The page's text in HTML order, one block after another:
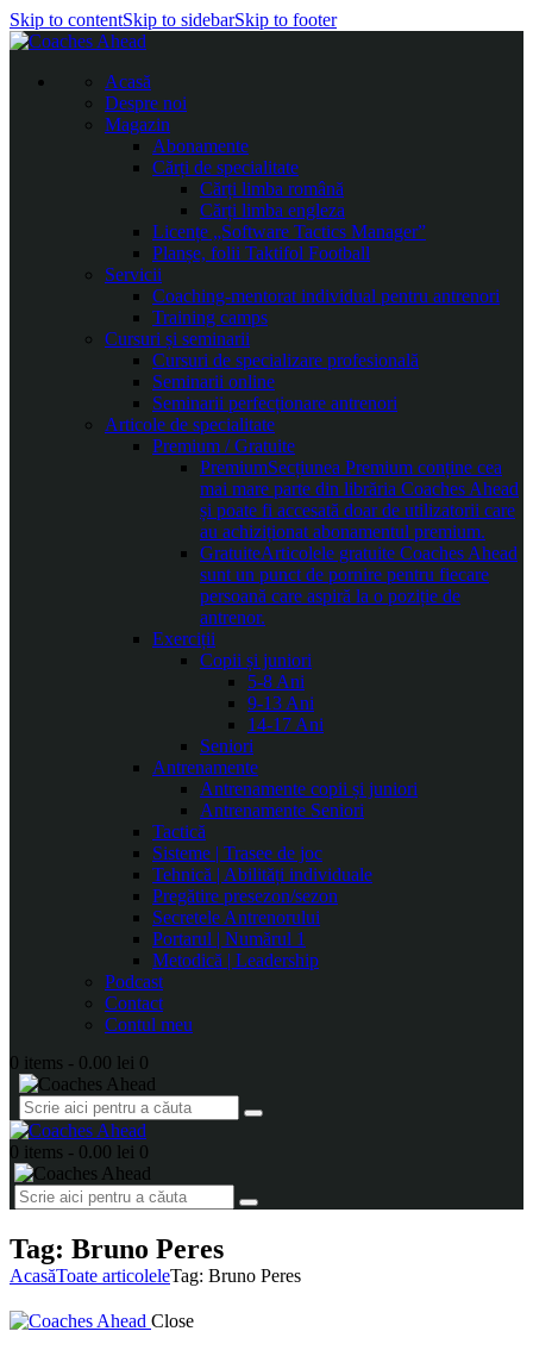
Skip to contentSkip to sidebarSkip to footer
Acasă
Despre noi
Magazin
Abonamente
Cărți de specialitate
Cărți limba română
Cărți limba engleza
Licențe „Software Tactics Manager”
Planșe, folii Taktifol Football
Servicii
Coaching-mentorat individual pentru antrenori
Training camps
Cursuri și seminarii
Cursuri de specializare profesională
Seminarii online
Seminarii perfecționare antrenori
Articole de specialitate
Premium / Gratuite
PremiumSecțiunea Premium conține cea
mai mare parte din librăria Coaches Ahead
și poate fi accesată doar de utilizatorii care
au achiziționat abonamentul premium.
GratuiteArticolele gratuite Coaches Ahead
sunt un punct de pornire pentru fiecare
persoană care aspiră la o poziție de
antrenor.
Exerciții
Copii și juniori
5-8 Ani
9-13 Ani
14-17 Ani
Seniori
Antrenamente
Antrenamente copii și juniori
Antrenamente Seniori
Tactică
Sisteme | Trasee de joc
Tehnică | Abilități individuale
Pregătire presezon/sezon
Secretele Antrenorului
Portarul | Numărul 1
Metodică | Leadership
Podcast
Contact
Contul meu
0 items - 0.00 lei 0
0 items - 0.00 lei 0
Tag: Bruno Peres
AcasăToate articoleleTag: Bruno Peres
Close